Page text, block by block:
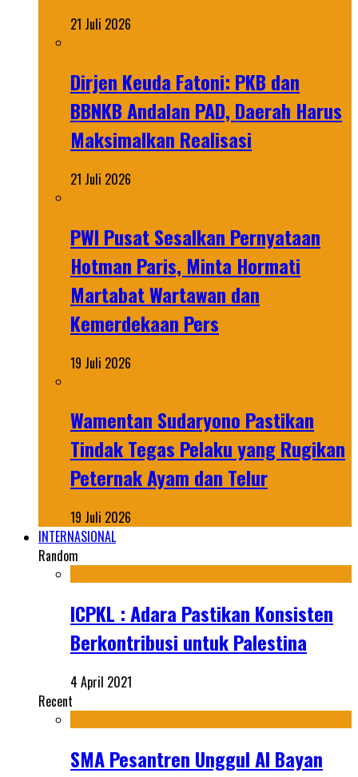
21 Juli 2026
Dirjen Keuda Fatoni: PKB dan
BBNKB Andalan PAD, Daerah Harus
Maksimalkan Realisasi
21 Juli 2026
PWI Pusat Sesalkan Pernyataan
Hotman Paris, Minta Hormati
Martabat Wartawan dan
Kemerdekaan Pers
19 Juli 2026
Wamentan Sudaryono Pastikan
Tindak Tegas Pelaku yang Rugikan
Peternak Ayam dan Telur
19 Juli 2026
INTERNASIONAL
Random
ICPKL : Adara Pastikan Konsisten
Berkontribusi untuk Palestina
4 April 2021
Recent
SMA Pesantren Unggul Al Bayan